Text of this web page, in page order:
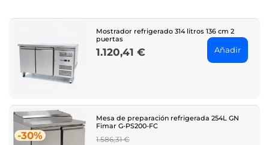
Mostrador refrigerado 314 litros 136 cm 2
puertas
Price
1.120,41 € Añadir
-30%
Mesa de preparación refrigerada 254L GN
Fimar G-PS200-FC
Regular
1.586,31 €